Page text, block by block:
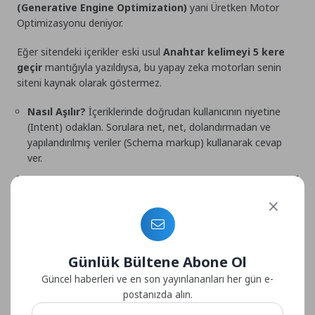
(Generative Engine Optimization) yani Üretken Motor
Optimizasyonu deniyor.
Eğer sitendeki içerikler eski usulAnahtar kelimeyi 5 kere
geçir mantığıyla yazıldıysa, bu yapay zeka motorları senin
siteni kaynak olarak göstermez.
Nasıl Aşılır? İçeriklerinde doğrudan kullanıcının niyetine
(Intent) odaklan. Sorulara net, net, dolandırmadan ve
yapılandırılmış veriler (Schema markup) kullanarak cevap
ver.
Günlük Bültene Abone Ol
Güncel haberleri ve en son yayınlananları her gün e-
postanızda alın.